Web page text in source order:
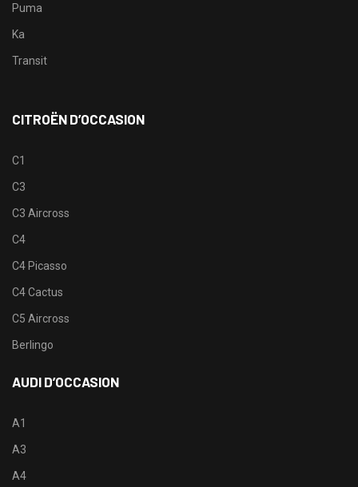
Puma
Ka
Transit
CITROËN D’OCCASION
C1
C3
C3 Aircross
C4
C4 Picasso
C4 Cactus
C5 Aircross
Berlingo
AUDI D’OCCASION
A1
A3
A4